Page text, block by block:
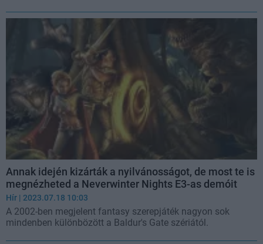
Annak idején kizárták a nyilvánosságot, de most te is
megnézheted a Neverwinter Nights E3-as demóit
Hír | 2023.07.18 10:03
A 2002-ben megjelent fantasy szerepjáték nagyon sok
mindenben különbözött a Baldur's Gate szériától.